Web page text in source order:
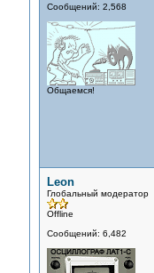
Сообщений: 2,568
Общаемся!
Leon
Глобальный модератор
Offline
Сообщений: 6,482